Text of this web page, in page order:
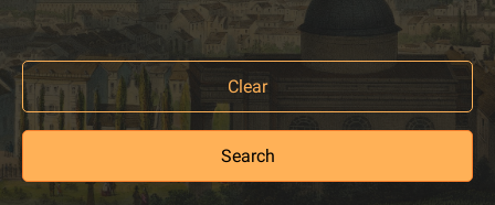
Clear
Search